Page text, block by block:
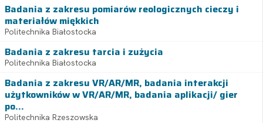
Badania z zakresu pomiarów reologicznych cieczy i
materiałów miękkich
Politechnika Białostocka
Badania z zakresu tarcia i zużycia
Politechnika Białostocka
Badania z zakresu VR/AR/MR, badania interakcji
użytkowników w VR/AR/MR, badania aplikacji/ gier
po...
Politechnika Rzeszowska